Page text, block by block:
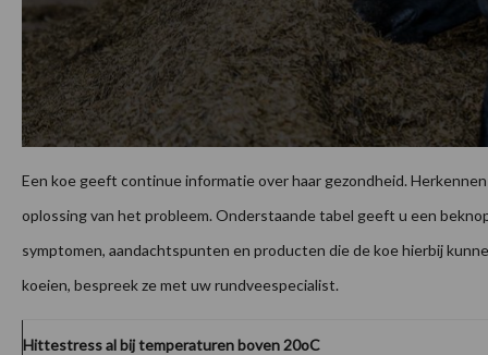
Een koe geeft continue informatie over haar gezondheid.
oplossing van het probleem. Onderstaande tabel geeft u een
symptomen, aandachtspunten en producten die de koe hierbij
koeien, bespreek ze met uw rundveespecialist.
Hittestress al bij temperaturen boven 20oC